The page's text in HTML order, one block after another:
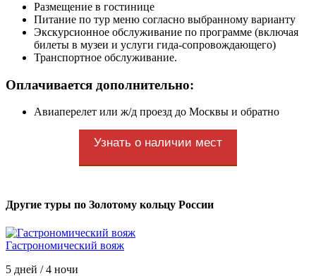
Размещение в гостинице
Питание по тур меню согласно выбранному варианту
Экскурсионное обслуживание по программе (включая
билеты в музеи и услуги гида-сопровождающего)
Транспортное обслуживание.
Оплачивается дополнительно:
Авиаперелет или ж/д проезд до Москвы и обратно
Узнать о наличии мест
Другие туры по Золотому кольцу России
Гастрономический вояж
5 дней / 4 ночи